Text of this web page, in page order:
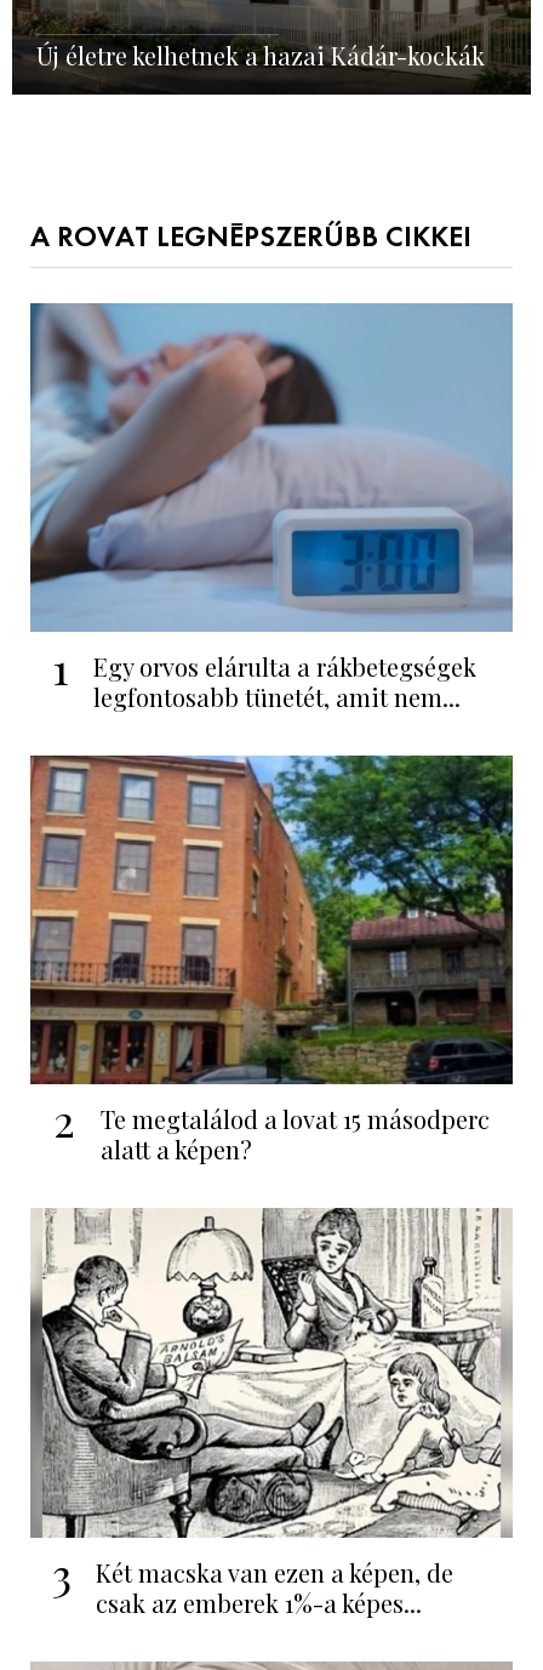
Új életre kelhetnek a hazai Kádár-kockák
A ROVAT LEGNÉPSZERŰBB CIKKEI
1
Egy orvos elárulta a rákbetegségek
legfontosabb tünetét, amit nem...
2
Te megtalálod a lovat 15 másodperc
alatt a képen?
3
Két macska van ezen a képen, de
csak az emberek 1%-a képes...